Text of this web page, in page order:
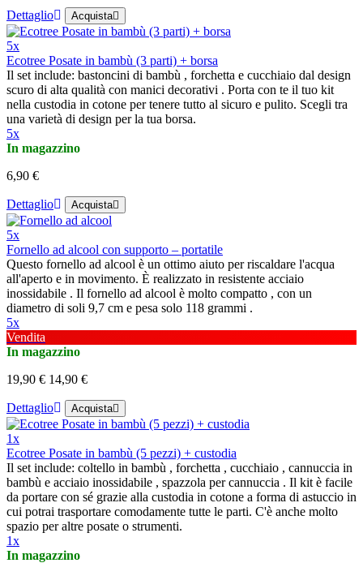
Dettaglio Acquista
5x
Ecotree Posate in bambù (3 parti) + borsa
Il set include: bastoncini di bambù , forchetta e cucchiaio dal design
scuro di alta qualità con manici decorativi . Porta con te il tuo kit
nella custodia in cotone per tenere tutto al sicuro e pulito. Scegli tra
una varietà di design per la tua borsa.
5x
In magazzino
6,90 €
Dettaglio Acquista
5x
Fornello ad alcool con supporto – portatile
Questo fornello ad alcool è un ottimo aiuto per riscaldare l'acqua
all'aperto e in movimento. È realizzato in resistente acciaio
inossidabile . Il fornello ad alcool è molto compatto , con un
diametro di soli 9,7 cm e pesa solo 118 grammi .
5x
Vendita
In magazzino
19,90 € 14,90 €
Dettaglio Acquista
1x
Ecotree Posate in bambù (5 pezzi) + custodia
Il set include: coltello in bambù , forchetta , cucchiaio , cannuccia in
bambù e acciaio inossidabile , spazzola per cannuccia . Il kit è facile
da portare con sé grazie alla custodia in cotone a forma di astuccio in
cui potrai trasportare comodamente tutte le parti. C'è anche molto
spazio per altre posate o strumenti.
1x
In magazzino